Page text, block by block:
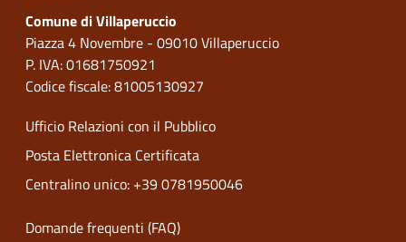
Comune di Villaperuccio
Piazza 4 Novembre - 09010 Villaperuccio
P. IVA: 01681750921
Codice fiscale: 81005130927
Ufficio Relazioni con il Pubblico
Posta Elettronica Certificata
Centralino unico: +39 0781950046
Domande frequenti (FAQ)